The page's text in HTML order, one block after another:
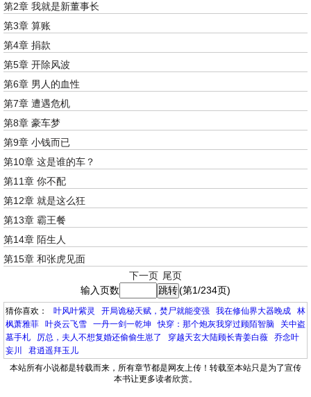
第2章 我就是新董事长
第3章 算账
第4章 捐款
第5章 开除风波
第6章 男人的血性
第7章 遭遇危机
第8章 豪车梦
第9章 小钱而已
第10章 这是谁的车？
第11章 你不配
第12章 就是这么狂
第13章 霸王餐
第14章 陌生人
第15章 和张虎见面
下一页 尾页
输入页数
(第1/234页)
猜你喜欢： 叶风叶紫灵 开局诡秘天赋，焚尸就能变强 我在修仙界大器晚成
林
枫萧雅菲
叶炎云飞雪 一丹一剑一乾坤 快穿：那个炮灰我穿过顾陌智脑
关中盗
墓手札
厉总，夫人不想复婚还偷偷生崽了 穿越天玄大陆顾长青姜白薇
乔念叶
妄川
君逍遥拜玉儿
本站所有小说都是转载而来，所有章节都是网友上传！转载至本站只是为了宣传
本书让更多读者欣赏。